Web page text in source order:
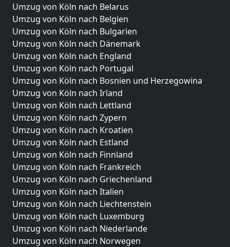
Umzug von Köln nach Belarus
Umzug von Köln nach Belgien
Umzug von Köln nach Bulgarien
Umzug von Köln nach Dänemark
Umzug von Köln nach England
Umzug von Köln nach Portugal
Umzug von Köln nach Bosnien und Herzegowina
Umzug von Köln nach Irland
Umzug von Köln nach Lettland
Umzug von Köln nach Zypern
Umzug von Köln nach Kroatien
Umzug von Köln nach Estland
Umzug von Köln nach Finnland
Umzug von Köln nach Frankreich
Umzug von Köln nach Griechenland
Umzug von Köln nach Italien
Umzug von Köln nach Liechtenstein
Umzug von Köln nach Luxemburg
Umzug von Köln nach Niederlande
Umzug von Köln nach Norwegen